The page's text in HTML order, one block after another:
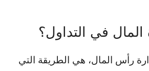
في التداول؟
رأس المال، هي الطريقة التي